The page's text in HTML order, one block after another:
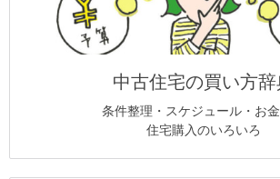
中古住宅の買い方辞
条件整理・スケジュール・お
住宅購入のいろいろ